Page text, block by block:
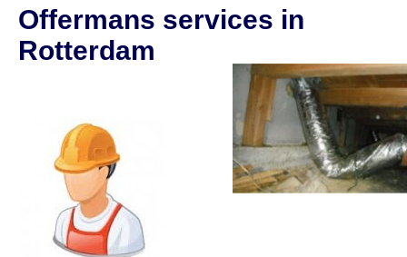
Offermans services in
Rotterdam